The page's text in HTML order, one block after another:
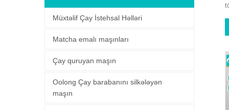
Müxtəlif Çay İstehsal Həlləri
Matcha emalı maşınları
Çay quruyan maşın
Oolong Çay barabanını silkələyən
maşın